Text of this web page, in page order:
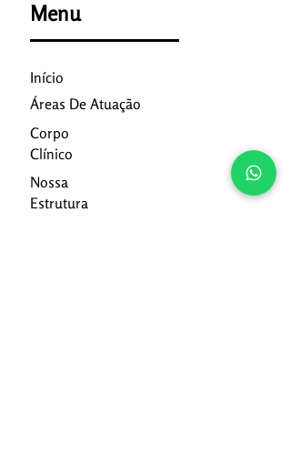
Menu
Início
Áreas De Atuação
Corpo
Clínico
Nossa
Estrutura